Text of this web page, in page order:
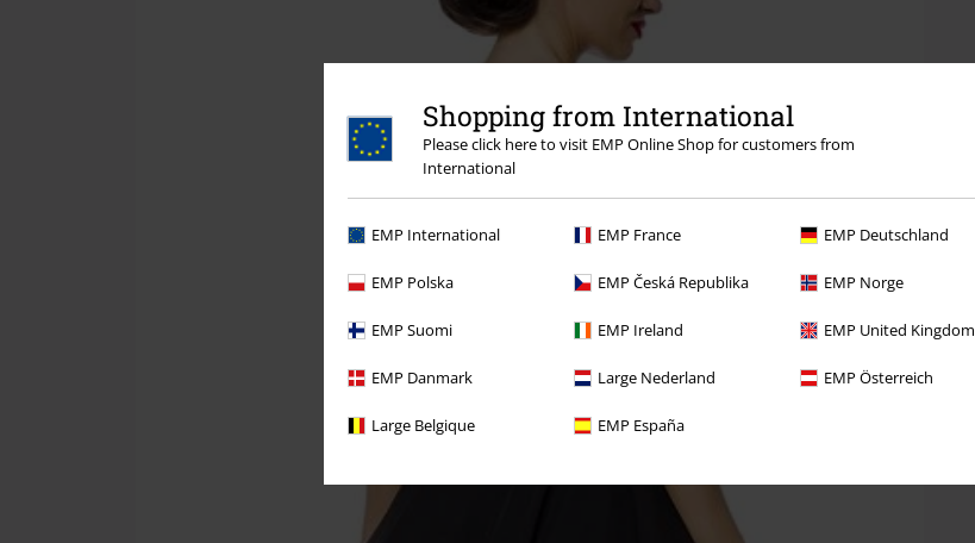
Shopping from International
Please click here to visit EMP Online Shop for customers from
International
EMP International EMP France EMP Deutschland
EMP Polska EMP Česká Republika EMP Norge
EMP Suomi EMP Ireland EMP United Kingdom
EMP Danmark Large Nederland EMP Österreich
Large Belgique EMP España